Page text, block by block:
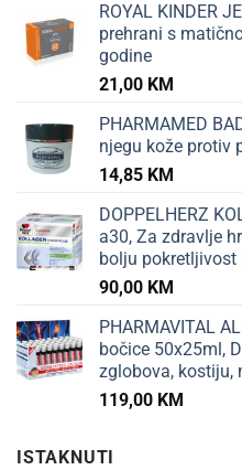
ROYAL KINDER
prehrani s
godine
21,00 KM
PHARMAMED
njegu kože protiv
14,85 KM
DOPPELHERZ
a30, Za zdravlje
bolju
90,00 KM
PHARMAVITAL
bočice 50x25ml,
zglobova, kostiju,
119,00 KM
ISTAKNUTI